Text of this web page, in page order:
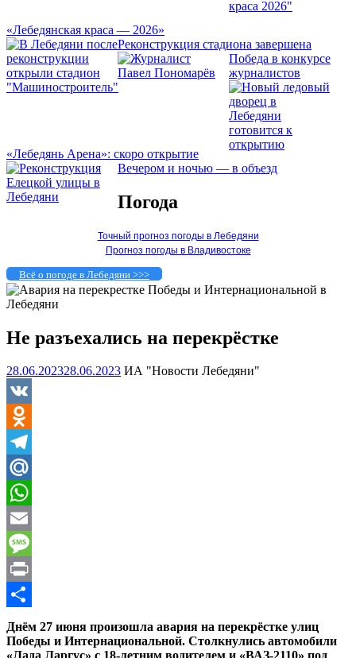
«Лебедянская краса — 2026»
Реконструкция стадиона завершена
Победа в конкурсе
журналистов
«Лебедянь Арена»: скоро открытие
Вечером и ночью — в объезд
Погода
Точный прогноз погоды в Лебедяни
Прогноз погоды в Владивостоке
Всё о погоде в Лебедяни >>>
Не разъехались на перекрёстке
28.06.202328.06.2023 ИА "Новости Лебедяни"
VK
Odnoklassniki
Telegram
Mail.Ru
WhatsApp
Email
Message
Print
Отправить
Днём 27 июня произошла авария на перекрёстке улиц
Победы и Интернациональной. Столкнулись автомобили